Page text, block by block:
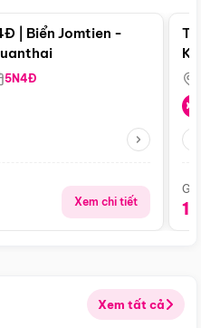
| Biển Jomtien -
5N4Đ
Xem chi tiết
Xem tất cả
Điểm nổi bật